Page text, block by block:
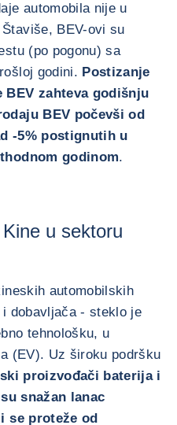
automobila nije u
BEV-ovi su
(po pogonu) sa
godini. Postizanje
BEV zahteva godišnju
BEV počevši od
-5% postignutih u
godinom.
u sektoru
automobilskih
dobavljača - steklo je
tehnološku, u
(EV). Uz široku podršku
proizvođači baterija i
snažan lanac
se proteže od